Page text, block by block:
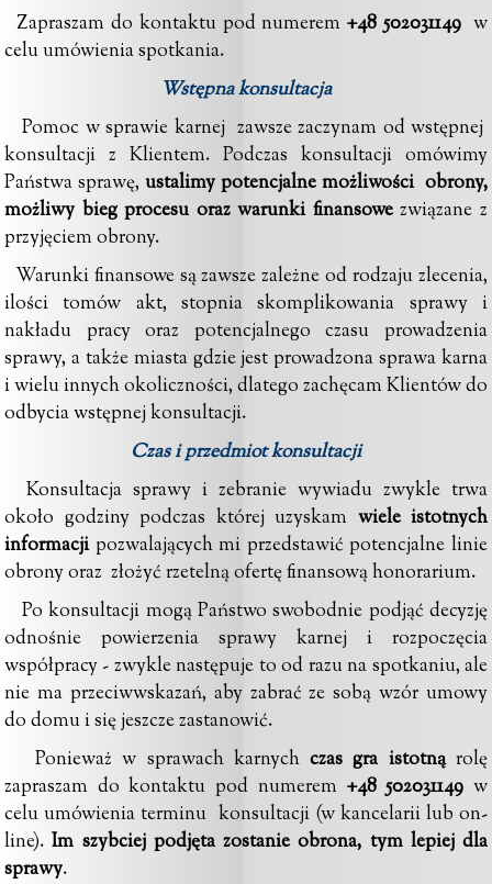
Zapraszam do kontaktu pod numerem +48 502031149 w
celu umówienia spotkania.
Wstępna konsultacja
Pomoc w sprawie karnej zawsze zaczynam od wstępnej
konsultacji z Klientem. Podczas konsultacji omówimy
Państwa sprawę, ustalimy potencjalne możliwości obrony,
możliwy bieg procesu oraz warunki finansowezwiązane z
przyjęciem obrony.
Warunki finansowe są zawsze zależne od rodzaju zlecenia,
ilości tomów akt, stopnia skomplikowania sprawy i
nakładu pracy oraz potencjalnego czasu prowadzenia
sprawy, a także miasta gdzie jest prowadzona sprawa karna
i wielu innych okoliczności, dlatego zachęcam Klientów do
odbycia wstępnej konsultacji.
Czas i przedmiot konsultacji
Konsultacja sprawy i zebranie wywiadu zwykle trwa
około godziny podczas której uzyskam wiele istotnych
informacjipozwalających mi przedstawić potencjalne linie
obrony oraz złożyć rzetelną ofertę finansową honorarium.
Po konsultacji mogą Państwo swobodnie podjąć decyzję
odnośnie powierzenia sprawy karnej i rozpoczęcia
współpracy - zwykle następuje to od razu na spotkaniu, ale
nie ma przeciwwskazań, aby zabrać ze sobą wzór umowy
do domu i się jeszcze zastanowić.
Ponieważ w sprawach karnychczas gra istotnąrolę
zapraszam do kontaktu pod numerem +48 502031149w
celu umówienia terminu konsultacji (w kancelarii lub on-
line).Im szybciej podjęta zostanie obrona, tym lepiej dla
sprawy.